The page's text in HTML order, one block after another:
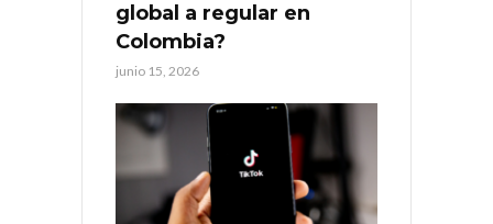
global a regular en
Colombia?
junio 15, 2026